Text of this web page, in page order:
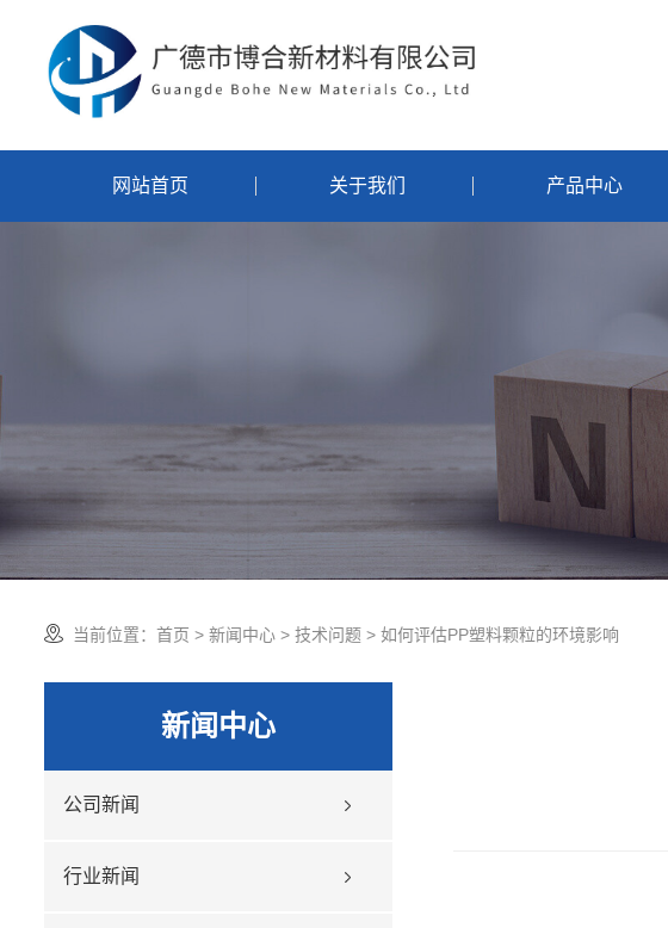
网站首页 关于我们 产品中心
当前位置： 首页 > 新闻中心 > 技术问题 > 如何评估PP塑料颗粒的环境影响
新闻中心
公司新闻
行业新闻